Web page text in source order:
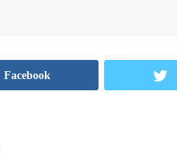
Facebook